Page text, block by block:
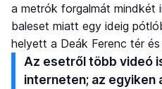
a metrók forgalmát mindkét
baleset miatt egy ideig
helyett a Deák Ferenc tér
Az esetről több videó
interneten; az egyiken